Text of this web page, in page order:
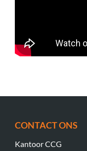
CONTACT ONS
Kantoor CCG